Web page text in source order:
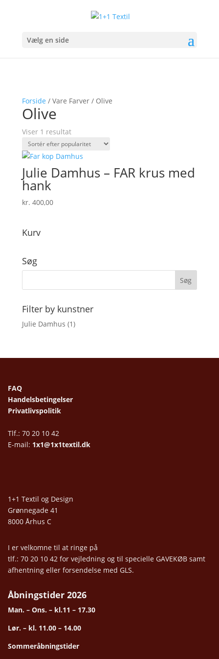
Vælg en side
Forside / Vare Farver / Olive
Olive
Viser 1 resultat
Julie Damhus – FAR krus med
hank
kr. 400,00
Kurv
Søg
Filter by kunstner
Julie Damhus (1)
FAQ
Handelsbetingelser
Privatlivspolitik
Tlf.: 70 20 10 42
E-mail: 1x1@1x1textil.dk
1+1 Textil og Design
Grønnegade 41
8000 Århus C
I er velkomne til at ringe på
tlf.: 70 20 10 42 for vejledning og til specielle GAVEKØB samt
afhentning eller forsendelse med GLS.
Åbningstider 2026
Man. – Ons. – kl.11 – 17.30
Lør. – kl. 11.00 – 14.00
Sommeråbningstider